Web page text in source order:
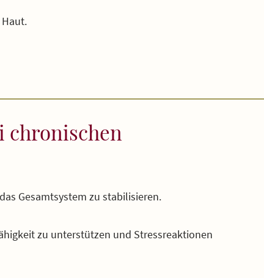
chronischen
Gesamtsystem zu stabilisieren.
zu unterstützen und Stressreaktionen